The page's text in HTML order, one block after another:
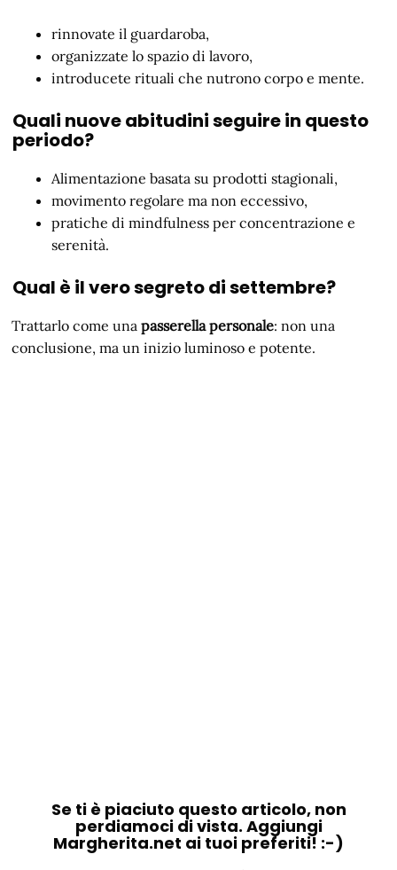
rinnovate il guardaroba,
organizzate lo spazio di lavoro,
introducete rituali che nutrono corpo e mente.
Quali nuove abitudini seguire in questo
periodo?
Alimentazione basata su prodotti stagionali,
movimento regolare ma non eccessivo,
pratiche di mindfulness per concentrazione e
serenità.
Qual è il vero segreto di settembre?
Trattarlo come unapasserella personale: non una
conclusione, ma un inizio luminoso e potente.
Se ti è piaciuto questo articolo, non
perdiamoci di vista. Aggiungi
Margherita.net ai tuoi preferiti! :-)